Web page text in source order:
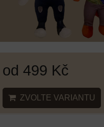
od 499 Kč
ZVOLTE VARIANTU